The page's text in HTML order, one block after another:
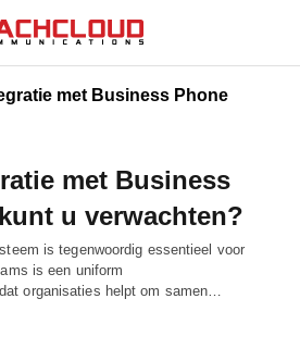
met Business Phone
met Business
u verwachten?
is tegenwoordig essentieel voor
is een uniform
organisaties helpt om samen…